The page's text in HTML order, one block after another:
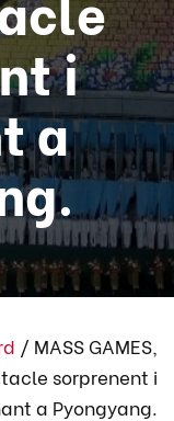
i
a
/ MASS GAMES,
sorprenent i
a Pyongyang.